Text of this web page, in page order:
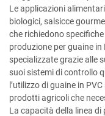
Le applicazioni
biologici, salsicce
che richiedono
produzione per guaine
specializzate grazie alle
suoi sistemi di controllo
l’utilizzo di guaine in
prodotti agricoli che
La capacità della linea di